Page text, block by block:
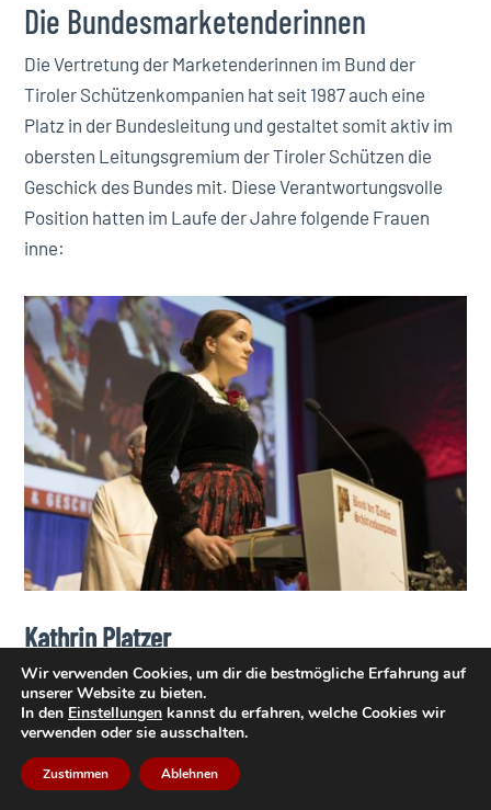
Die Bundesmarketenderinnen
Die Vertretung der Marketenderinnen im Bund der
Tiroler Schützenkompanien hat seit 1987 auch eine
Platz in der Bundesleitung und gestaltet somit aktiv im
obersten Leitungsgremium der Tiroler Schützen die
Geschick des Bundes mit. Diese Verantwortungsvolle
Position hatten im Laufe der Jahre folgende Frauen
inne:
Kathrin Platzer
SK Ried-Kaltenbach, als Jungmarketenderin 2015 der
Kompanie beigetreten, Marketenderin seit 2016,
Bundesmarketenderin seit April 2023
Kathrin Platzer, die im Jahr 2015 als Jungmarketenderin
Wir verwenden Cookies, um dir die bestmögliche Erfahrung auf
unserer Website zu bieten.
In den Einstellungen kannst du erfahren, welche Cookies wir
verwenden oder sie ausschalten.
Zustimmen Ablehnen